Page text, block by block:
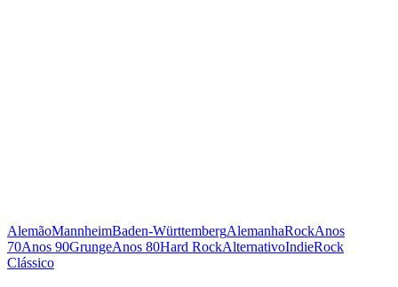
AlemãoMannheimBaden-WürttembergAlemanhaRockAnos
70Anos 90GrungeAnos 80Hard RockAlternativoIndieRock
Clássico